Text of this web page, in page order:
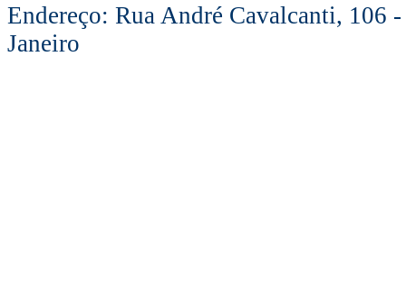
Endereço: Rua André Cavalcanti, 106
Janeiro